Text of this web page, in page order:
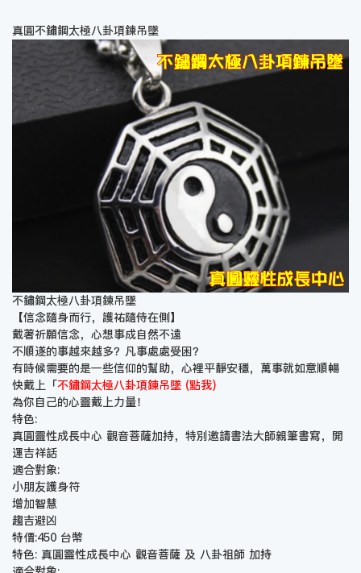
真圓不鏽鋼太極八卦項鍊吊墜
不鏽鋼太極八卦項鍊吊墜
【信念隨身而行，護祐隨侍在側】
戴著祈願信念，心想事成自然不遠
不順遂的事越來越多？凡事處處受困？
有時候需要的是一些信仰的幫助，心裡平靜安穩，萬事就如意順暢
快戴上「不鏽鋼太極八卦項鍊吊墜 (點我)
為你自己的心靈戴上力量！
特色:
真圓靈性成長中心 觀音菩薩加持，特別邀請書法大師親筆書寫，開
運吉祥話
適合對象:
小朋友護身符
增加智慧
趨吉避凶
特價:450 台幣
特色: 真圓靈性成長中心 觀音菩薩 及 八卦祖師 加持